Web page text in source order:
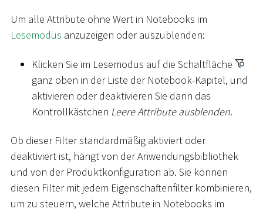
Um alle Attribute ohne Wert in Notebooks im
Lesemodus anzuzeigen oder auszublenden:
Klicken Sie im Lesemodus auf die Schaltfläche
ganz oben in der Liste der Notebook-Kapitel, und
aktivieren oder deaktivieren Sie dann das
Kontrollkästchen Leere Attribute ausblenden.
Ob dieser Filter standardmäßig aktiviert oder
deaktiviert ist, hängt von der Anwendungsbibliothek
und von der Produktkonfiguration ab. Sie können
diesen Filter mit jedem Eigenschaftenfilter kombinieren,
um zu steuern, welche Attribute in Notebooks im